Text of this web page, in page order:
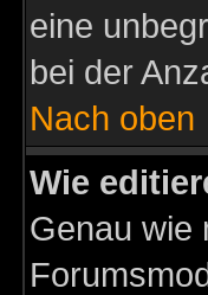
eine
bei der
Nach oben
Wie
Genau wie